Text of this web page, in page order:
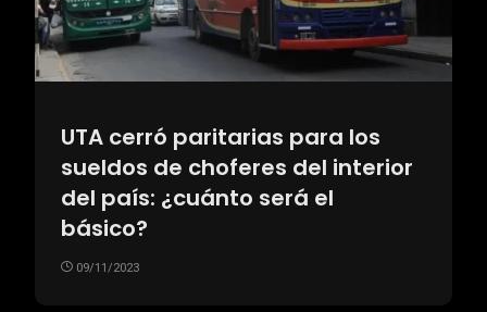
UTA cerró paritarias para los
sueldos de choferes del interior
del país: ¿cuánto será el
básico?
09/11/2023